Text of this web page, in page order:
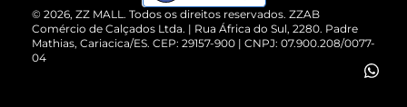
Cartão Presente
Vendas Corporativas
© 2026, ZZ MALL. Todos os direitos reservados. ZZAB
Comércio de Calçados Ltda. | Rua África do Sul, 2280. Padre
Mathias, Cariacica/ES. CEP: 29157-900 | CNPJ: 07.900.208/0077-
04